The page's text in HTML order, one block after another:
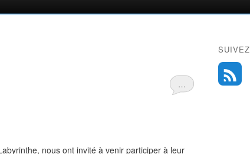
…
nous ont invité à venir participer à leur